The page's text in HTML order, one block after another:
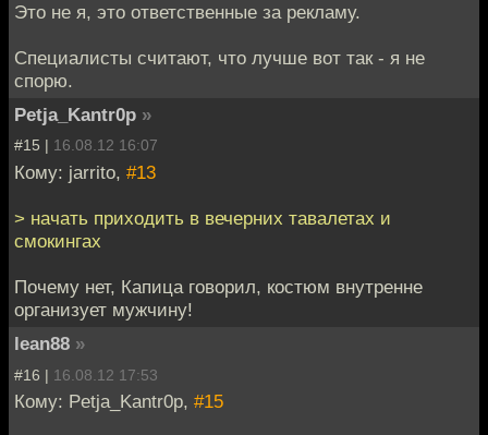
Это не я, это ответственные за рекламу.
Специалисты считают, что лучше вот так - я не
спорю.
Petja_Kantr0p »
#15 | 16.08.12 16:07
Кому: jarrito, #13
> начать приходить в вечерних тавалетах и
смокингах
Почему нет, Капица говорил, костюм внутренне
организует мужчину!
lean88 »
#16 | 16.08.12 17:53
Кому: Petja_Kantr0p, #15